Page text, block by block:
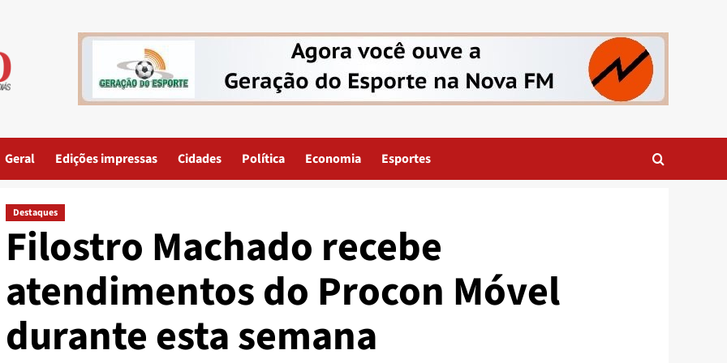
Geral Edições impressas Cidades Política Economia Esportes
Destaques
Filostro Machado recebe
atendimentos do Procon Móvel
durante esta semana